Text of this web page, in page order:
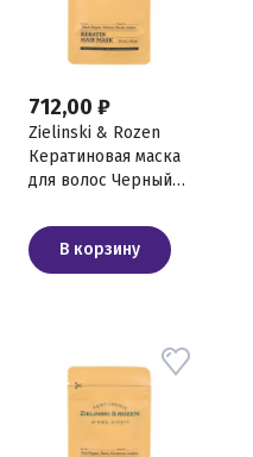
712,00 ₽
Zielinski & Rozen
Кератиновая маска
для волос Черный
Нероли, Амбра, 30
мл
В корзину